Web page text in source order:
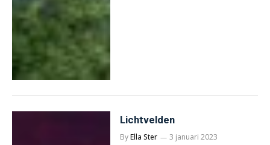
Lichtvelden
ByElla Ster 3 januari 2023